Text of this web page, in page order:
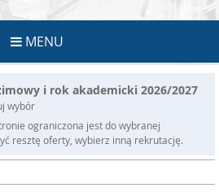
MENU
i rok akademicki 2026/2027
wybór
ograniczona jest do wybranej
resztę oferty, wybierz inną rekrutację.